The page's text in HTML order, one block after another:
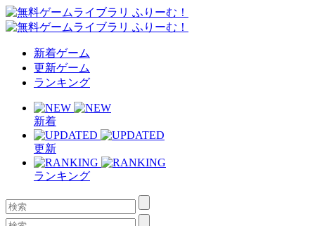
新着ゲーム
更新ゲーム
ランキング
新着
更新
ランキング